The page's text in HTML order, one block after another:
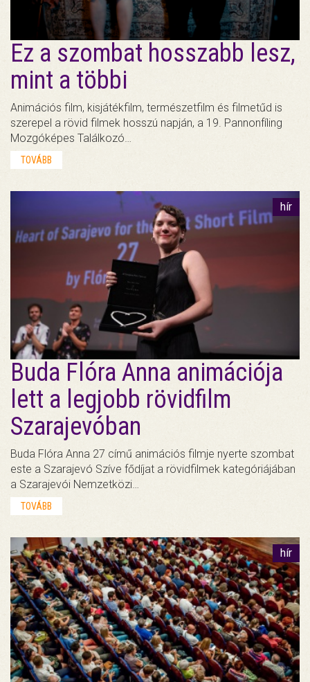
Ez a szombat hosszabb lesz,
mint a többi
Animációs film, kisjátékfilm, természetfilm és filmetűd is
szerepel a rövid filmek hosszú napján, a 19. Pannonfíling
Mozgóképes Találkozó…
TOVÁBB
hír
Buda Flóra Anna animációja
lett a legjobb rövidfilm
Szarajevóban
Buda Flóra Anna 27 című animációs filmje nyerte szombat
este a Szarajevó Szíve fődíjat a rövidfilmek kategóriájában
a Szarajevói Nemzetközi…
TOVÁBB
hír